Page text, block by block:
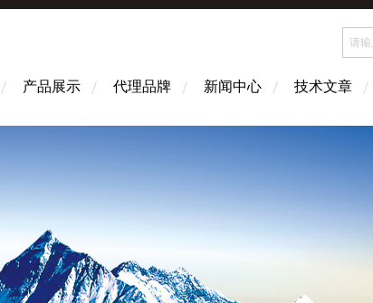
产品展示 代理品牌 新闻中心 技术文章